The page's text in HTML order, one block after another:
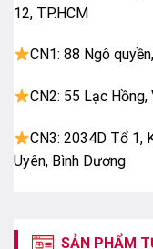
QLED
AI 4K Clarity –
Công nghệ AI
phân giải thấp,
12, TP.HCM
CN1: 88 Ngô
CN2: 55 Lạc Hồng,
CN3: 2034D Tổ 1,
Uyên, Bình Dương
SẢN PHẨM